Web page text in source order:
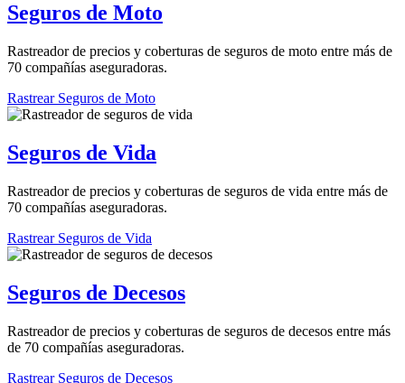
Seguros de Moto
Rastreador de precios y coberturas de seguros de moto entre más de
70 compañías aseguradoras.
Rastrear Seguros de Moto
Seguros de Vida
Rastreador de precios y coberturas de seguros de vida entre más de
70 compañías aseguradoras.
Rastrear Seguros de Vida
Seguros de Decesos
Rastreador de precios y coberturas de seguros de decesos entre más
de 70 compañías aseguradoras.
Rastrear Seguros de Decesos